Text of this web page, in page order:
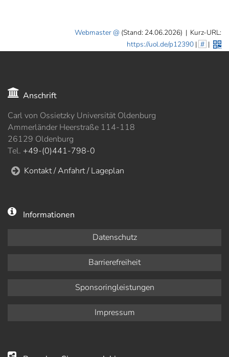
Webmaster (Stand: 24.06.2026) | Kurz-URL:
https://uol.de/p12390| # |
Anschrift
Carl von Ossietzky Universität Oldenburg
Ammerländer Heerstraße 114-118
26129 Oldenburg
Tel. +49-(0)441-798-0
Kontakt / Anfahrt / Lageplan
Informationen
Datenschutz
Barrierefreiheit
Sponsoringleistungen
Impressum